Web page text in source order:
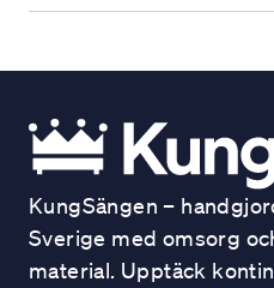
KungSängen –
Sverige med omsorg
material. Upptäck